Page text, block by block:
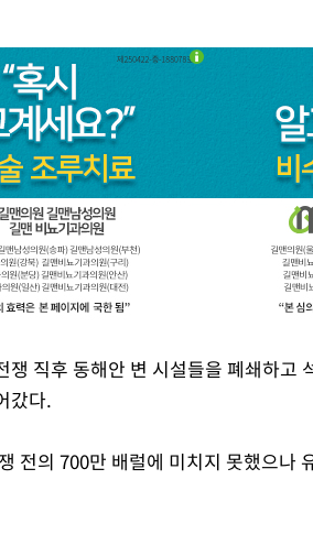
쟁 직후 동해안 변 시설들을 폐쇄하고
갔다.
전의 700만 배럴에 미치지 못했으나